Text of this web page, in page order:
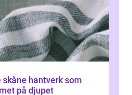
som
på djupet